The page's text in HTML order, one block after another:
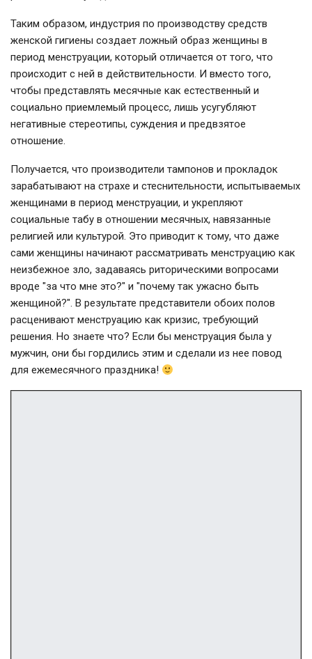
Таким образом, индустрия по производству средств
женской гигиены создает ложный образ женщины в
период менструации, который отличается от того, что
происходит с ней в действительности. И вместо того,
чтобы представлять месячные как естественный и
социально приемлемый процесс, лишь усугубляют
негативные стереотипы, суждения и предвзятое
отношение.
Получается, что производители тампонов и прокладок
зарабатывают на страхе и стеснительности, испытываемых
женщинами в период менструации, и укрепляют
социальные табу в отношении месячных, навязанные
религией или культурой. Это приводит к тому, что даже
сами женщины начинают рассматривать менструацию как
неизбежное зло, задаваясь риторическими вопросами
вроде "за что мне это?" и "почему так ужасно быть
женщиной?". В результате представители обоих полов
расценивают менструацию как кризис, требующий
решения. Но знаете что? Если бы менструация была у
мужчин, они бы гордились этим и сделали из нее повод
для ежемесячного праздника!